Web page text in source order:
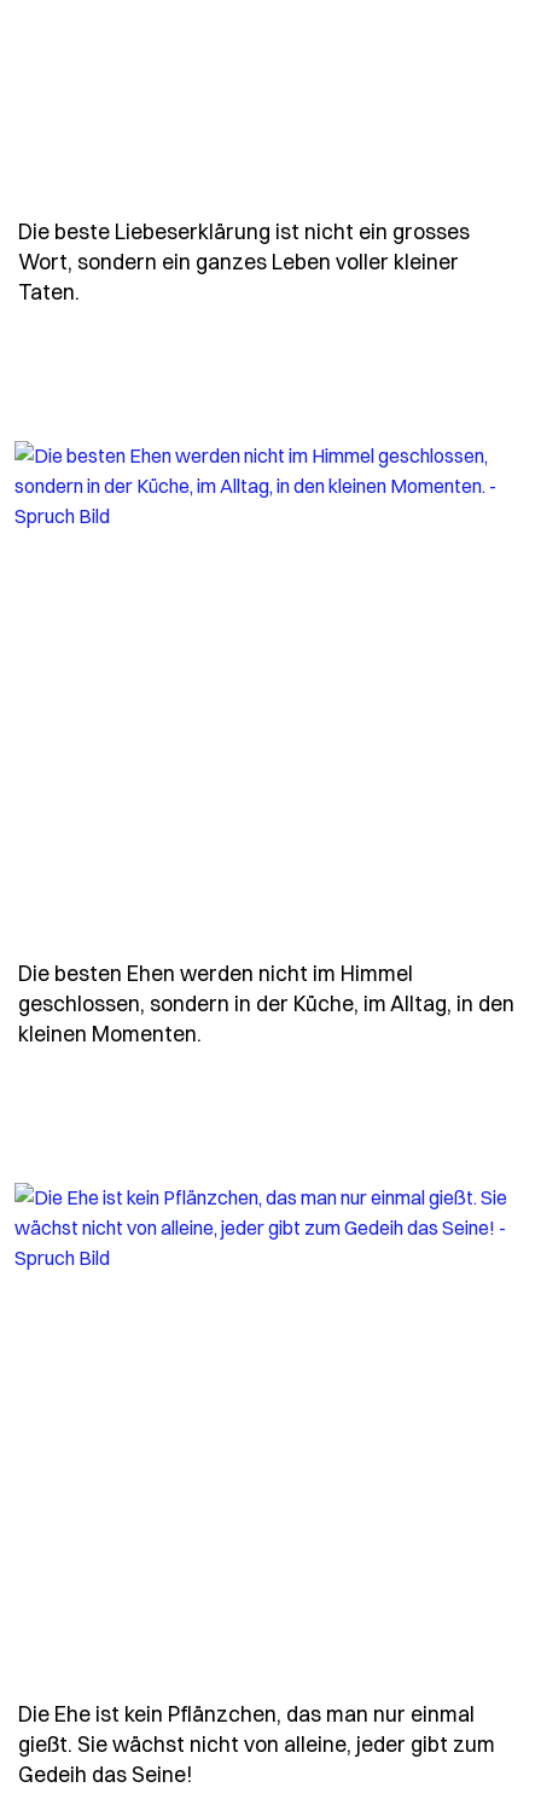
Die beste Liebeserklärung ist nicht ein grosses
Wort, sondern ein ganzes Leben voller kleiner
Taten.
Die besten Ehen werden nicht im Himmel
geschlossen, sondern in der Küche, im Alltag, in den
kleinen Momenten.
Die Ehe ist kein Pflänzchen, das man nur einmal
gießt. Sie wächst nicht von alleine, jeder gibt zum
Gedeih das Seine!